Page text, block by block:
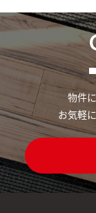
物件
お気軽